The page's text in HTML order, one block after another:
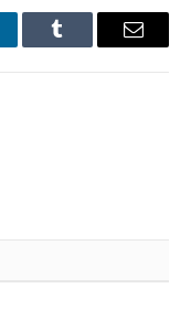
Tumblr Email